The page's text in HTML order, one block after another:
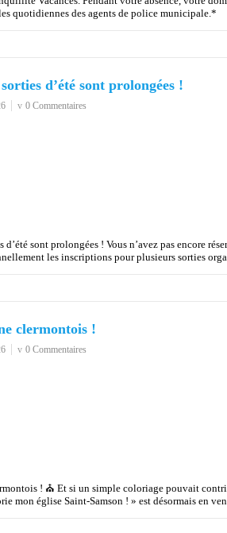
quotidiennes des agents de police municipale.*
d’été sont prolongées !
0 Commentaires
sont prolongées ! Vous n’avez pas encore
les inscriptions pour plusieurs sorties
clermontois !
0 Commentaires
! ⛪ Et si un simple coloriage pouvait
mon église Saint-Samson ! » est désormais en